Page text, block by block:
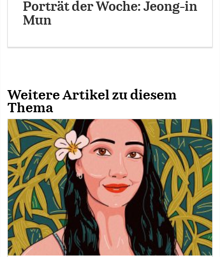
Porträt der Woche: Jeong-in
Mun
Weitere Artikel zu diesem
Thema